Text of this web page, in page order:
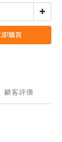
即購買
顧客評價